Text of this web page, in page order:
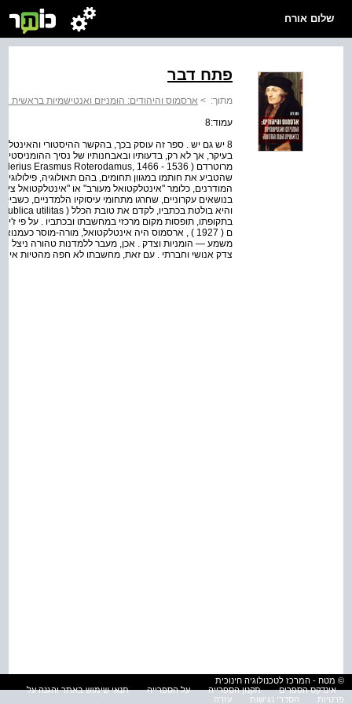
שלום אורח
פתח דבר
מתוך: > ארסמוס והיהודים: הומניזם ואנטישמיות
עמוד:8
8 יש גם יש . ספר זה עוסק בכך, בהקשר ההיסטורי
בעיקר, אך לא רק, בדעותיו ובאבחנותיו של נסיך
שהטביע את חותמו במגוון תחומים, בהם תאולוגיה,
המודרנים, כלומר "אינטלקטואל מעורב" או "אינטלקטואל
בנושאים עקרוניים, שחרגו מתחומי עיסוקיו הלמדניים,
בתקופתו, תופסות מקום מרכזי במחשבתו ובכתביו . על פי
ם ( 1927 ) , ארסמוס היה אינטלקטואל, מורה-מוסר
משמע — הומניות וצדק . אכן, מעבר ללמדנות טהורה ניצל
צדק אנושי וחברתי . עם זאת, מחשבתו לא חפה מהטיות
© מטח - המרכז לטכנולוגיה חינוכית
אינדקס הספרים
תקנון הספרייה על הספרייה
תנאי שימוש באתר והגנה על
פרטיות
הסדרי נגישות עזרה